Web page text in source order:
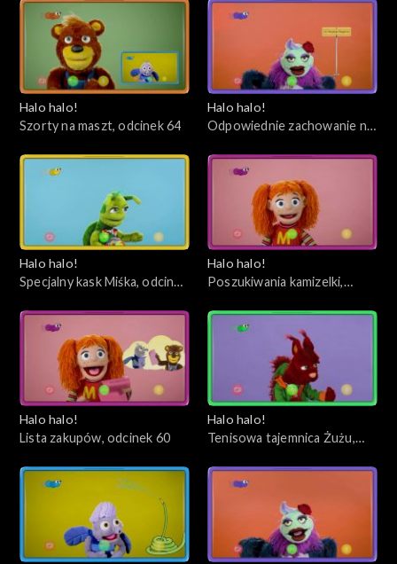
Halo halo!
Szorty na maszt, odcinek 64
Halo halo!
Odpowiednie zachowanie na
Halo halo!
Specjalny kask Miśka, odcinek
Halo halo!
Poszukiwania kamizelki,
Halo halo!
Lista zakupów, odcinek 60
Halo halo!
Tenisowa tajemnica Żużu,